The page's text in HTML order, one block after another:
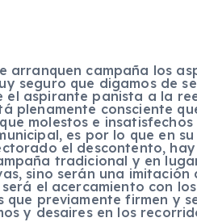
arranquen campaña los
seguro que digamos de
el aspirante panista a la
plenamente consciente
molestos e
es por lo que en
el descontento,
tradicional y en
sino serán una
el acercamiento con
que previamente firmen y
y desaires en los